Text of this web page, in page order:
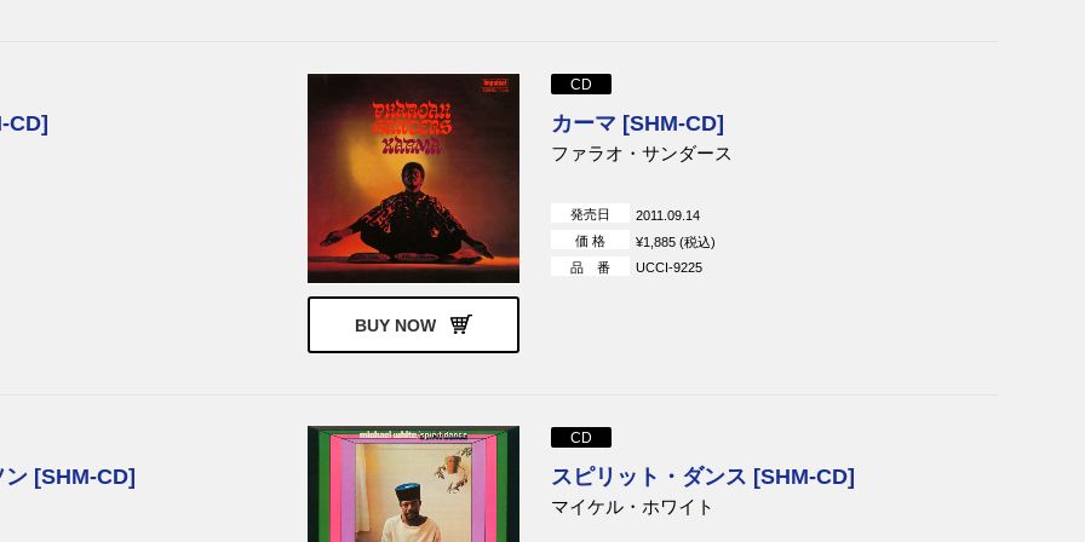
CD]
BUY NOW
CD
カーマ [SHM-CD]
ファラオ・サンダース
発売日
2011.09.14
価 格
¥1,885 (税込)
品 番
UCCI-9225
[SHM-CD]
CD
スピリット・ダンス [SHM-CD]
マイケル・ホワイト